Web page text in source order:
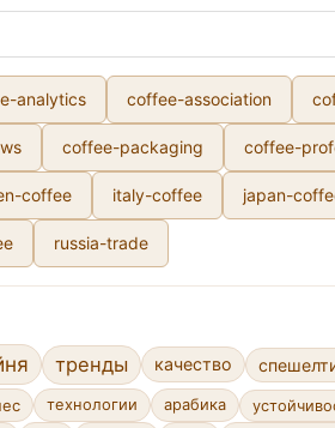
analytics coffee-association
coffee-packaging coffee-
coffee italy-coffee japan-
russia-trade
тренды качество
технологии арабика